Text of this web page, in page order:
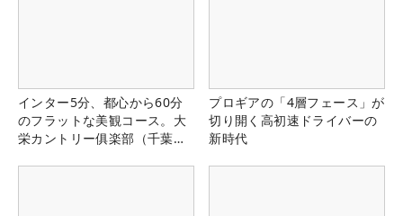
インター5分、都心から60分
のフラットな美観コース。大
栄カントリー俱楽部（千葉
プロギアの「4層フェース」が
切り開く高初速ドライバーの
新時代